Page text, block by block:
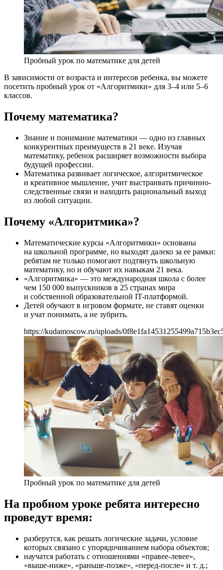
Пробный урок по математике для детей
В зависимости от возраста и интересов ребенка, вы можете
посетить пробный урок от «Алгоритмики» для 3–4 или 5–6
классов.
Почему математика?
Знание и понимание математики — одно из главных
конкурентных преимуществ в 21 веке. Изучая
математику, ребенок расширяет возможности выбора
будущей профессии.
Математика развивает логическое, алгоритмическое
и креативное мышление, учит выстраивать причинно-
следственные связи и находить рациональный выход
из любой ситуации.
Почему «Алгоритмика»?
Математические курсы «Алгоритмики» основаны
на школьной программе, но выходят далеко за ее рамки:
ребятам не только помогают подтянуть школьную
математику, но и обучают их навыкам 21 века.
«Алгоритмика» — это международная школа с более
чем 150 000 выпускников в 25 странах мира
и собственной образовательной IT-платформой.
Детей обучают в игровом формате, не ставят оценки
и учат понимать, а не зубрить.
https://kudamoscow.ru/uploads/
Пробный урок по математике для детей
На пробном уроке ребята интересно
проведут время:
разберутся, как решать логические задачи, условие
которых связано с упорядочиванием набора объектов;
научатся работать с отношениями «правее-левее»,
«выше-ниже», «раньше-позже», «перед-после» и т. д.;